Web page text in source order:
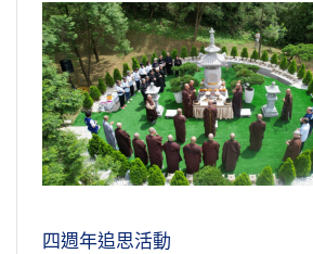
四週年追思活動